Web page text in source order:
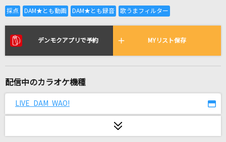
全国りれき
リアルタイムで歌われている曲の一覧
[生音]天体観測
[生音]君の知らない物語
デンモクアプリで予約 MYリスト保存
配信中のカラオケ機種
LIVE DAM WAO!